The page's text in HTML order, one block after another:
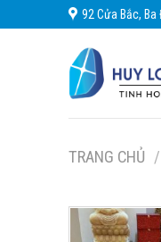
to
92 Cửa Bắc, Ba
TRANG CHỦ /